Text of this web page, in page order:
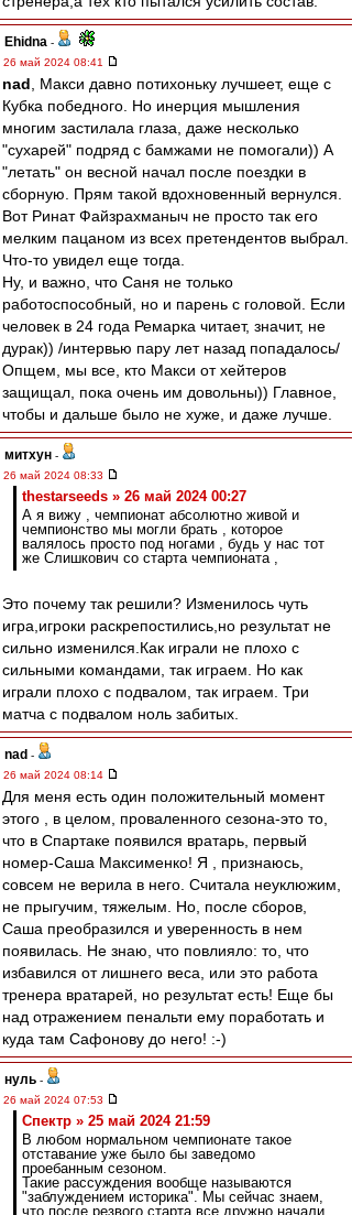
Ehidna -
26 май 2024 08:41
nad , Макси давно потихоньку лучшеет, еще с
Кубка победного. Но инерция мышления
многим застилала глаза, даже несколько
"сухарей" подряд с бамжами не помогали)) А
"летать" он весной начал после поездки в
сборную. Прям такой вдохновенный вернулся.
Вот Ринат Файзрахманыч не просто так его
мелким пацаном из всех претендентов выбрал.
Что-то увидел еще тогда.
Ну, и важно, что Саня не только
работоспособный, но и парень с головой. Если
человек в 24 года Ремарка читает, значит, не
дурак)) /интервью пару лет назад попадалось/
Опщем, мы все, кто Макси от хейтеров
защищал, пока очень им довольны)) Главное,
чтобы и дальше было не хуже, и даже лучше.
митхун -
26 май 2024 08:33
thestarseeds » 26 май 2024 00:27
А я вижу , чемпионат абсолютно живой и
чемпионство мы могли брать , которое
валялось просто под ногами , будь у нас тот
же Слишкович со старта чемпионата ,
Это почему так решили? Изменилось чуть
игра,игроки раскрепостились,но результат не
сильно изменился.Как играли не плохо с
сильными командами, так играем. Но как
играли плохо с подвалом, так играем. Три
матча с подвалом ноль забитых.
nad -
26 май 2024 08:14
Для меня есть один положительный момент
этого , в целом, проваленного сезона-это то,
что в Спартаке появился вратарь, первый
номер-Саша Максименко! Я , признаюсь,
совсем не верила в него. Считала неуклюжим,
не прыгучим, тяжелым. Но, после сборов,
Саша преобразился и уверенность в нем
появилась. Не знаю, что повлияло: то, что
избавился от лишнего веса, или это работа
тренера вратарей, но результат есть! Еще бы
над отражением пенальти ему поработать и
куда там Сафонову до него! :-)
нуль -
26 май 2024 07:53
Спектр » 25 май 2024 21:59
В любом нормальном чемпионате такое
отставание уже было бы заведомо
проебанным сезоном.
Такие рассуждения вообще называются
"заблуждением историка". Мы сейчас знаем,
что после резвого старта все дружно начали